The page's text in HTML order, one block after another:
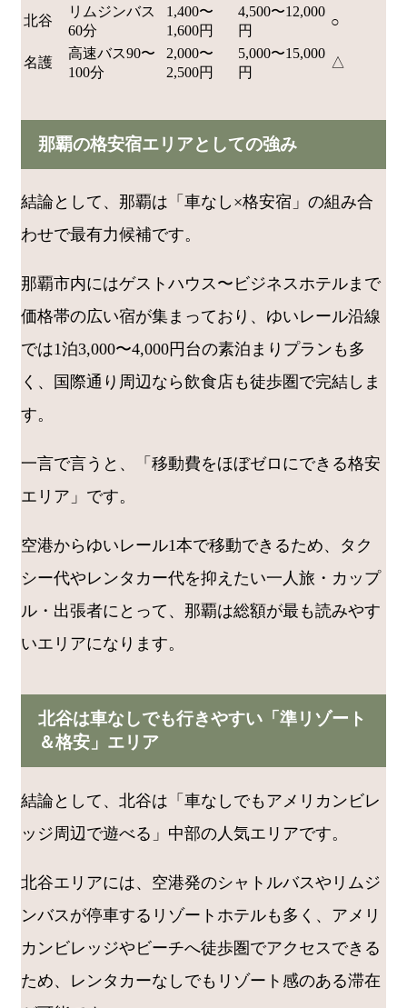
北谷
リムジンバス
60分
1,400〜
1,600円
4,500〜12,000
円
○
名護
高速バス90〜
100分
2,000〜
2,500円
5,000〜15,000
円
△
那覇の格安宿エリアとしての強み
結論として、那覇は「車なし×格安宿」の組み合
わせで最有力候補です。
那覇市内にはゲストハウス〜ビジネスホテルまで
価格帯の広い宿が集まっており、ゆいレール沿線
では1泊3,000〜4,000円台の素泊まりプランも多
く、国際通り周辺なら飲食店も徒歩圏で完結しま
す。
一言で言うと、「移動費をほぼゼロにできる格安
エリア」です。
空港からゆいレール1本で移動できるため、タク
シー代やレンタカー代を抑えたい一人旅・カップ
ル・出張者にとって、那覇は総額が最も読みやす
いエリアになります。
北谷は車なしでも行きやすい「準リゾート
＆格安」エリア
結論として、北谷は「車なしでもアメリカンビレ
ッジ周辺で遊べる」中部の人気エリアです。
北谷エリアには、空港発のシャトルバスやリムジ
ンバスが停車するリゾートホテルも多く、アメリ
カンビレッジやビーチへ徒歩圏でアクセスできる
ため、レンタカーなしでもリゾート感のある滞在